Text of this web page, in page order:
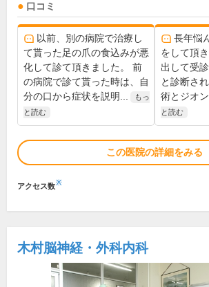
口コミ
以前、別の病院で治療し
て貰った足の爪の食込みが悪
化して診て頂きました。 前
の病院で診て貰った時は、自
分の口から症状を説明...
もっ
と読む
長年悩
をして頂
出して受
と診断さ
術とジオ
と読む
この医院の詳細をみる
アクセス数※
木村脳神経・外科内科